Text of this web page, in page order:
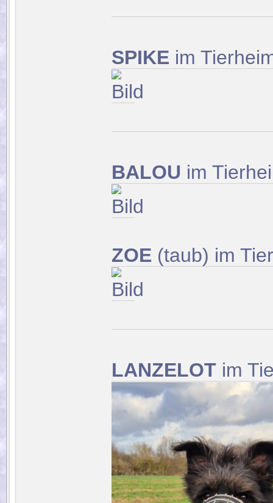
SPIKE im
BALOU im
ZOE (taub) im
LANZELOT im